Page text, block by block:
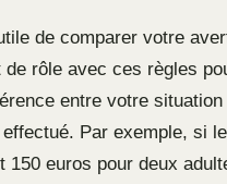
de comparer votre
de rôle avec ces règles
entre votre
Par exemple, si
150 euros pour deux